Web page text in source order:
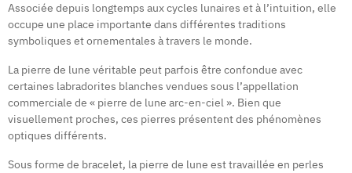
Associée depuis longtemps aux cycles lunaires et à l’intuition, elle
occupe une place importante dans différentes traditions
symboliques et ornementales à travers le monde.
La pierre de lune véritable peut parfois être confondue avec
certaines labradorites blanches vendues sous l’appellation
commerciale de « pierre de lune arc-en-ciel ». Bien que
visuellement proches, ces pierres présentent des phénomènes
optiques différents.
Sous forme de bracelet, la pierre de lune est travaillée en perles